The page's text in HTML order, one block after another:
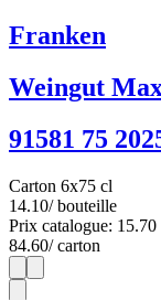
Franken
Weingut
91581 75
Carton 6x75 cl
14.10/ bouteille
Prix catalogue: 15.70
84.60/ carton
1